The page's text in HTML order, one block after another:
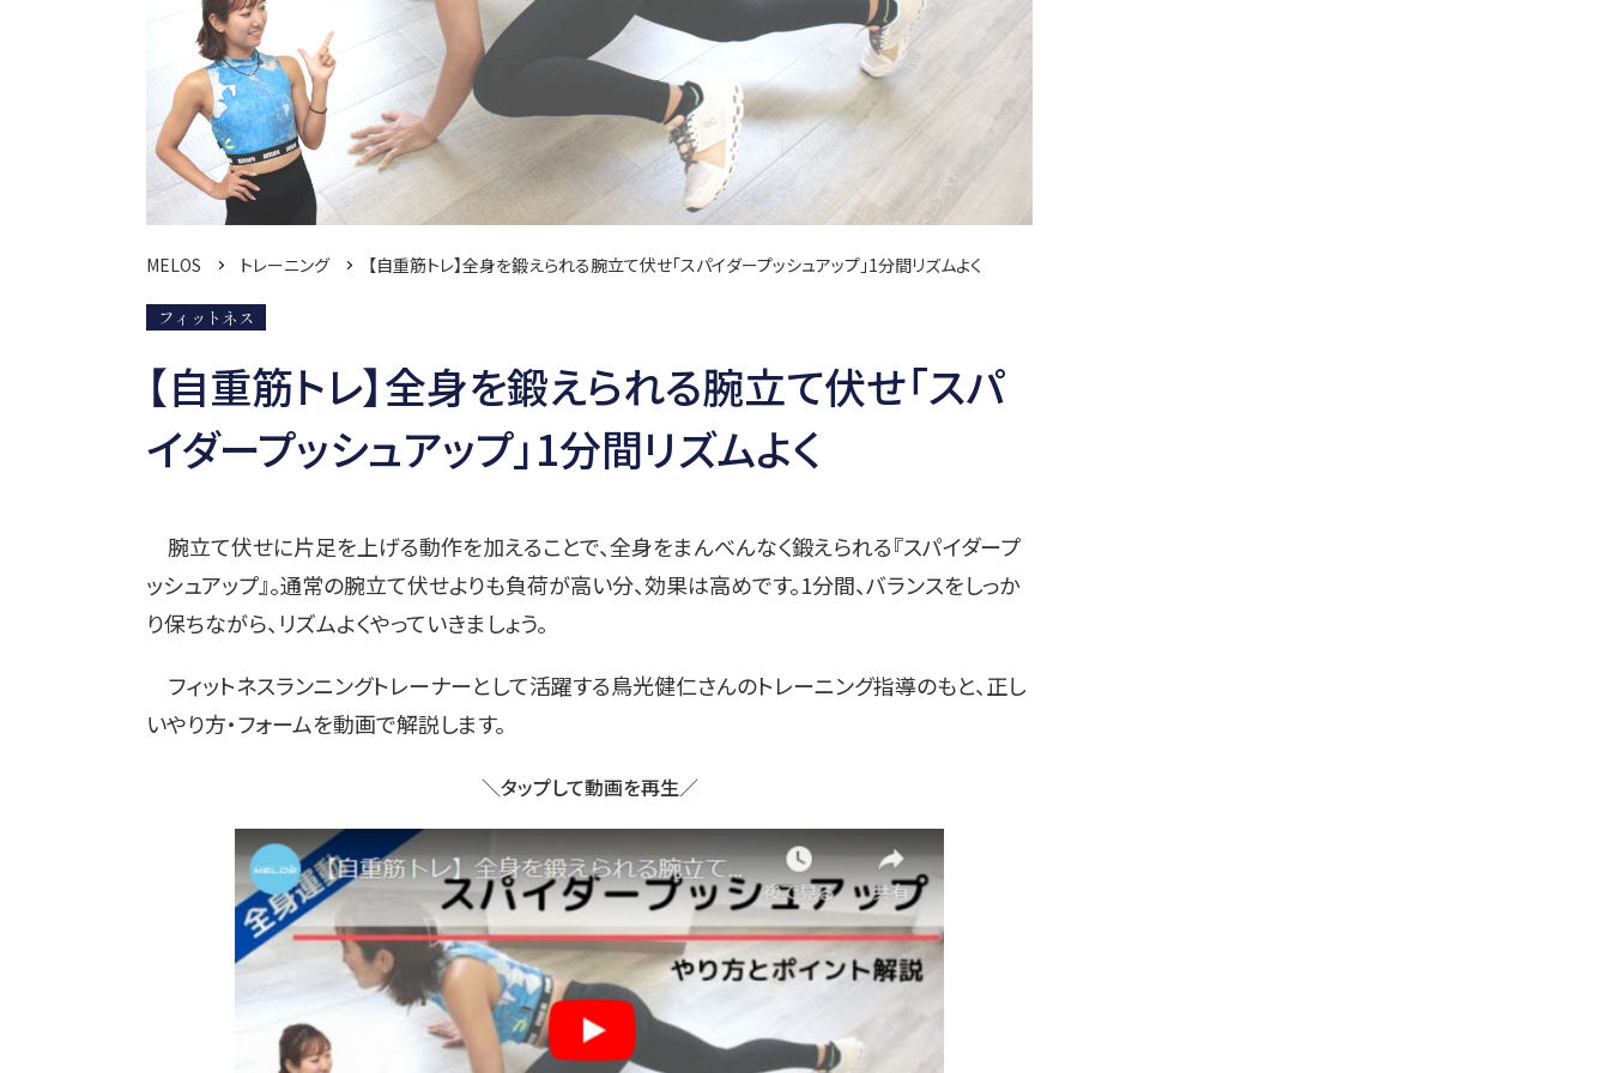
MELOS トレーニング 【自重筋トレ】全身を鍛えられる腕立て伏せ「スパイダープッシュアップ」1分間リズムよく
フィットネス
【自重筋トレ】全身を鍛えられる腕立て伏せ「スパ
イダープッシュアップ」1分間リズムよく
腕立て伏せに片足を上げる動作を加えることで、全身をまんべんなく鍛えられる『スパイダープ
ッシュアップ』。通常の腕立て伏せよりも負荷が高い分、効果は高めです。1分間、バランスをしっか
り保ちながら、リズムよくやっていきましょう。
フィットネスランニングトレーナーとして活躍する鳥光健仁さんのトレーニング指導のもと、正し
いやり方・フォームを動画で解説します。
＼タップして動画を再生／